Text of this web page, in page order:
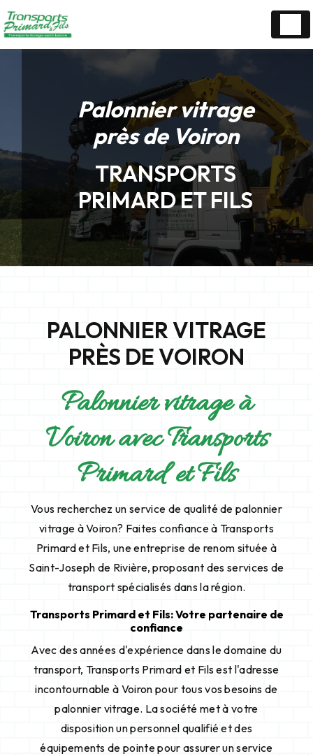
Palonnier vitrage
près de Voiron
TRANSPORTS
PRIMARD ET FILS
PALONNIER VITRAGE
PRÈS DE VOIRON
Palonnier vitrage à
Voiron avec Transports
Primard et Fils
Vous recherchez un service de qualité de palonnier
vitrage à Voiron? Faites confiance à Transports
Primard et Fils, une entreprise de renom située à
Saint-Joseph de Rivière, proposant des services de
transport spécialisés dans la région.
Transports Primard et Fils: Votre partenaire de
confiance
Avec des années d'expérience dans le domaine du
transport, Transports Primard et Fils est l'adresse
incontournable à Voiron pour tous vos besoins de
palonnier vitrage. La société met à votre
disposition un personnel qualifié et des
équipements de pointe pour assurer un service